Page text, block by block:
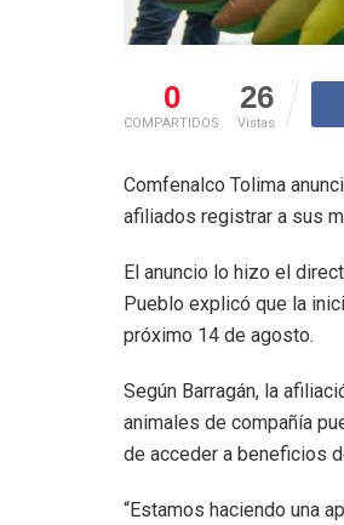
0
COMPARTIDOS
26
Vistas
Comfenalco Tolima
afiliados registrar a sus
El anuncio lo hizo el
Pueblo explicó que la
próximo 14 de agosto.
Según Barragán, la
animales de compañía
de acceder a beneficios
“Estamos haciendo una